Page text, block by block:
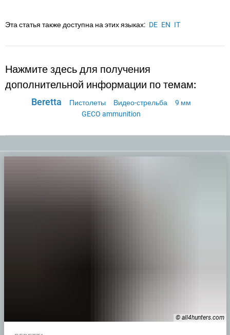
Эта статья также доступна на этих языках: DE EN IT
Нажмите здесь для получения
дополнительной информации по темам:
Beretta Пистолеты Видео-стрельба
9 мм
GECO ammunition
© all4hunters.com